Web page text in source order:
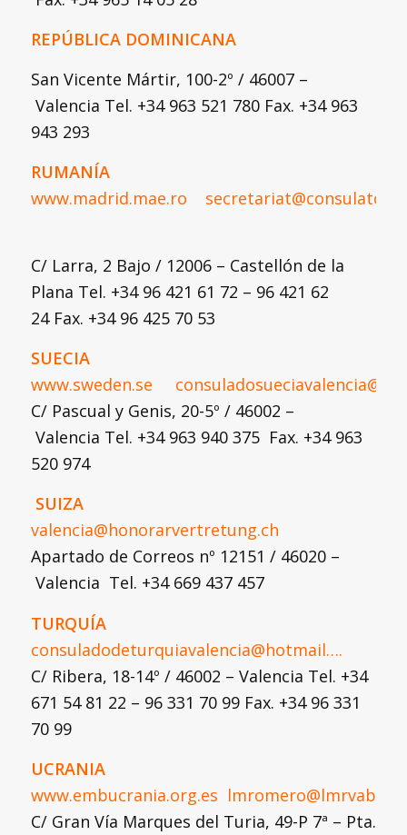
REPÚBLICA DOMINICANA
San Vicente Mártir, 100-2º / 46007 –
Valencia Tel. +34 963 521 780 Fax. +34 963
943 293
RUMANÍA
www.madrid.mae.ro
C/ Larra, 2 Bajo / 12006 – Castellón de la
Plana Tel. +34 96 421 61 72 – 96 421 62
24 Fax. +34 96 425 70 53
SUECIA
www.sweden.se
C/ Pascual y Genis, 20-5º / 46002 –
Valencia Tel. +34 963 940 375 Fax. +34 963
520 974
SUIZA
valencia@honorarvertretung.ch
Apartado de Correos nº 12151 / 46020 –
Valencia Tel. +34 669 437 457
TURQUÍA
consuladodeturquiavalencia@hotmail….
C/ Ribera, 18-14º / 46002 – Valencia Tel. +34
671 54 81 22 – 96 331 70 99 Fax. +34 96 331
70 99
UCRANIA
www.embucrania.org.es
C/ Gran Vía Marques del Turia, 49-P 7ª – Pta.